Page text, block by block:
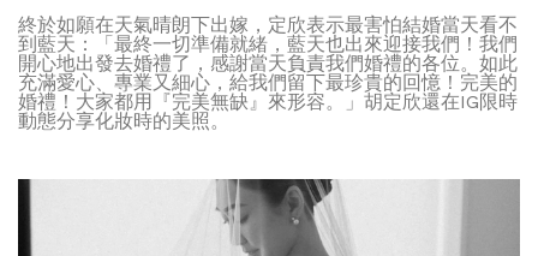
終於如願在天氣晴朗下出嫁，定欣表示最害怕結婚當天看不
到藍天：「最終一切準備就緒，藍天也出來迎接我們！我們
開心地出發去婚禮了，感謝當天負責我們婚禮的各位。如此
充滿愛心、專業又細心，給我們留下最珍貴的回憶！完美的
婚禮！大家都用『完美無缺』來形容。」胡定欣還在IG限時
動態分享化妝時的美照。